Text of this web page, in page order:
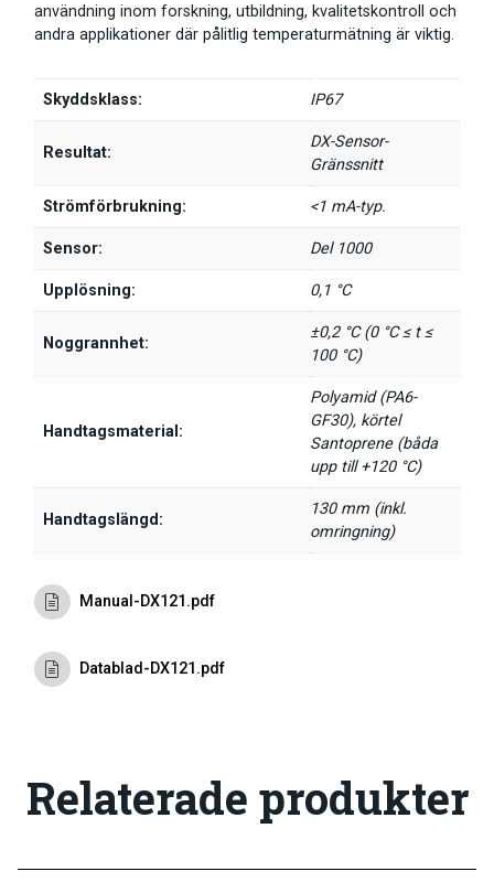
användning inom forskning, utbildning, kvalitetskontroll och
andra applikationer där pålitlig temperaturmätning är viktig.
Skyddsklass: IP67
Resultat:
DX-Sensor-
Gränssnitt
Strömförbrukning: <1 mA-typ.
Sensor: Del 1000
Upplösning: 0,1 °C
Noggrannhet:
±0,2 °C (0 °C ≤ t ≤
100 °C)
Handtagsmaterial:
Polyamid (PA6-
GF30), körtel
Santoprene (båda
upp till +120 °C)
Handtagslängd:
130 mm (inkl.
omringning)
Manual-DX121.pdf
Datablad-DX121.pdf
Relaterade produkter